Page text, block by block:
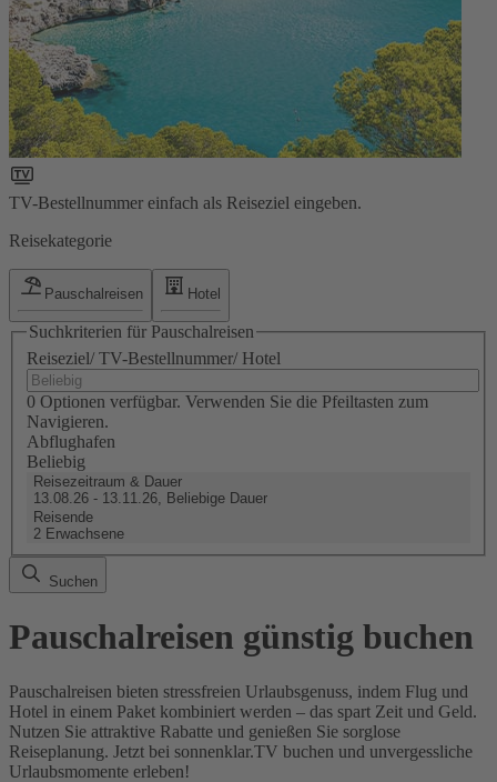
TV-Bestellnummer einfach als Reiseziel eingeben.
Reisekategorie
Pauschalreisen Hotel
Suchkriterien für Pauschalreisen
Reiseziel/ TV-Bestellnummer/ Hotel
0 Optionen verfügbar. Verwenden Sie die Pfeiltasten zum
Navigieren.
Abflughafen
Beliebig
Reisezeitraum & Dauer
13.08.26 - 13.11.26, Beliebige Dauer
Reisende
2 Erwachsene
Suchen
Pauschalreisen günstig buchen
Pauschalreisen bieten stressfreien Urlaubsgenuss, indem Flug und
Hotel in einem Paket kombiniert werden – das spart Zeit und Geld.
Nutzen Sie attraktive Rabatte und genießen Sie sorglose
Reiseplanung. Jetzt bei sonnenklar.TV buchen und unvergessliche
Urlaubsmomente erleben!